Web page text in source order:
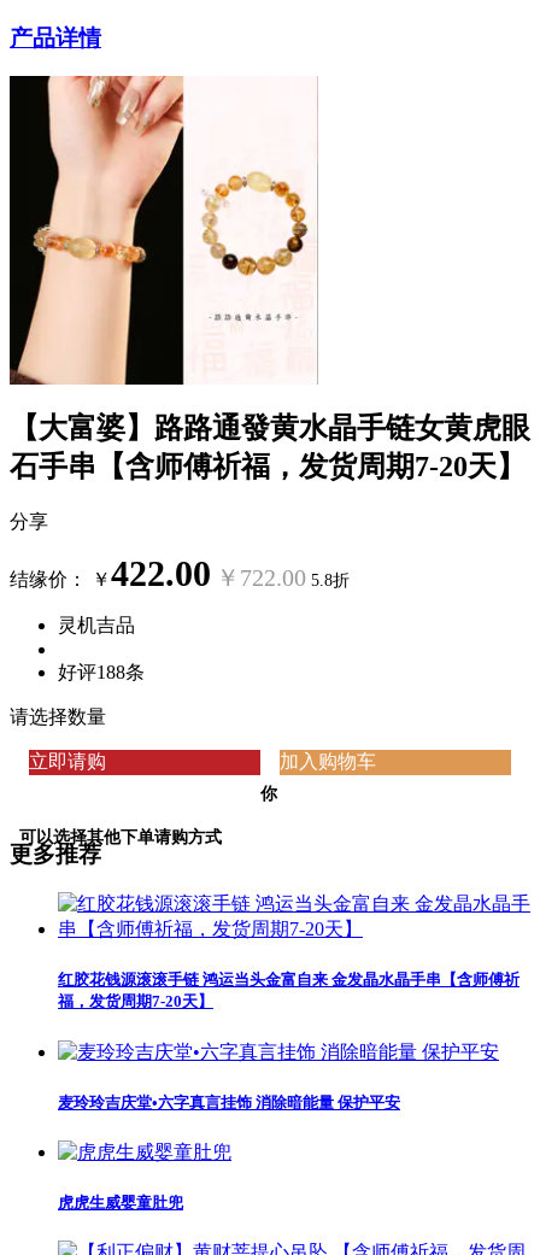
产品详情
【大富婆】路路通發黄水晶手链女黄虎眼
石手串【含师傅祈福，发货周期7-20天】
分享
结缘价： ￥422.00 ￥722.00 5.8折
灵机吉品
好评188条
请选择数量
立即请购 加入购物车
你
可以选择其他下单请购方式
更多推荐
红胶花钱源滚滚手链 鸿运当头金富自来 金发晶水晶手串【含师傅祈
福，发货周期7-20天】
麦玲玲吉庆堂•六字真言挂饰 消除暗能量 保护平安
虎虎生威婴童肚兜